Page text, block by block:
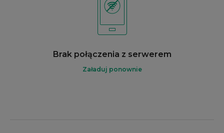
Brak połączenia z serwerem
Załaduj ponownie